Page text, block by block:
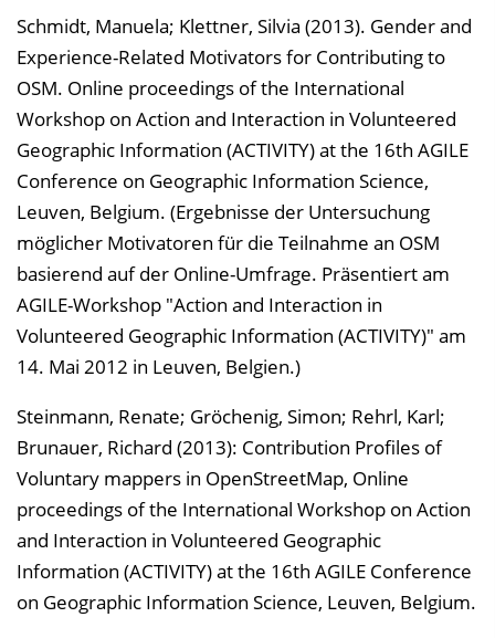
Schmidt, Manuela; Klettner, Silvia (2013). Gender and
Experience-Related Motivators for Contributing to
OSM. Online proceedings of the International
Workshop on Action and Interaction in Volunteered
Geographic Information (ACTIVITY) at the 16th AGILE
Conference on Geographic Information Science,
Leuven, Belgium. (Ergebnisse der Untersuchung
möglicher Motivatoren für die Teilnahme an OSM
basierend auf der Online-Umfrage. Präsentiert am
AGILE-Workshop "Action and Interaction in
Volunteered Geographic Information (ACTIVITY)" am
14. Mai 2012 in Leuven, Belgien.)
Steinmann, Renate; Gröchenig, Simon; Rehrl, Karl;
Brunauer, Richard (2013): Contribution Profiles of
Voluntary mappers in OpenStreetMap, Online
proceedings of the International Workshop on Action
and Interaction in Volunteered Geographic
Information (ACTIVITY) at the 16th AGILE Conference
on Geographic Information Science, Leuven, Belgium.